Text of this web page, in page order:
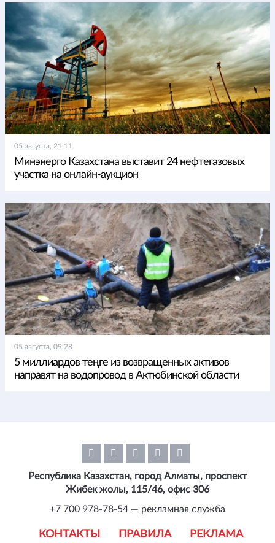
05 августа, 21:11
Минэнерго Казахстана выставит 24 нефтегазовых
участка на онлайн-аукцион
05 августа, 09:28
5 миллиардов теңге из возвращенных активов
направят на водопровод в Актюбинской области
КОНТАКТЫ ПРАВИЛА РЕКЛАМА
Республика Казахстан, город Алматы, проспект
Жибек жолы, 115/46, офис 306
+7 700 978-78-54 — рекламная служба